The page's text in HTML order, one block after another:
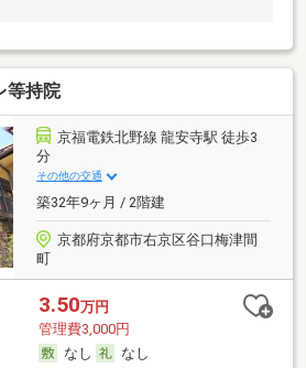
等持院
京福電鉄北野線 龍安寺駅 徒歩3
分
その他の交通
築32年9ヶ月 / 2階建
京都府京都市右京区谷口梅津間
町
3.50万円
管理費3,000円
なし
なし